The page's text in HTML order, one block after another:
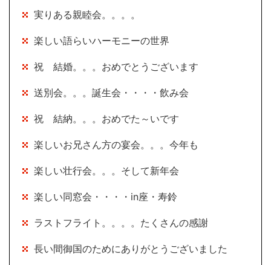
実りある親睦会。。。。
楽しい語らいハーモニーの世界
祝 結婚。。。おめでとうございます
送別会。。。誕生会・・・・飲み会
祝 結納。。。おめでた～いです
楽しいお兄さん方の宴会。。。今年も
楽しい壮行会。。。そして新年会
楽しい同窓会・・・・in座・寿鈴
ラストフライト。。。。たくさんの感謝
長い間御国のためにありがとうございました